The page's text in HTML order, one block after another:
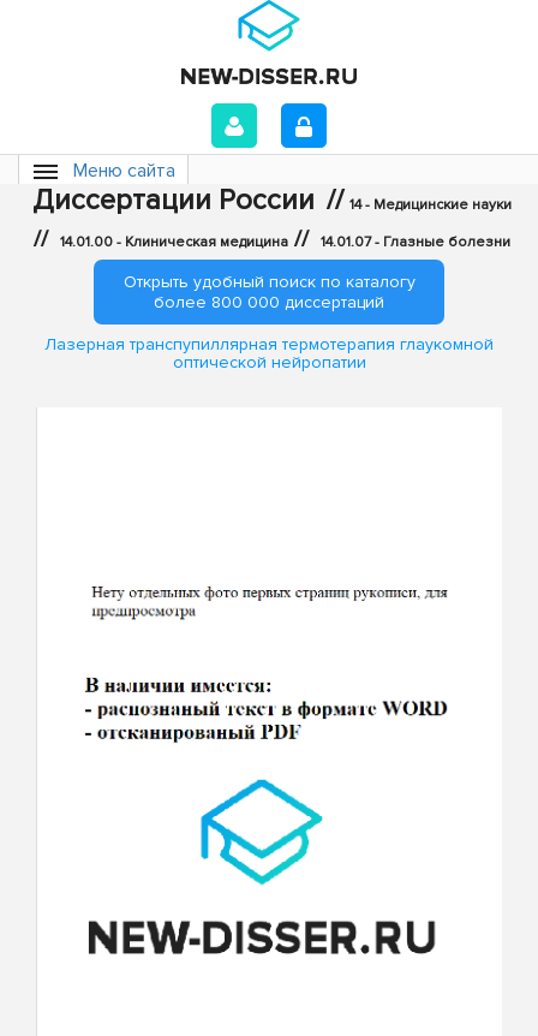
Меню сайта
Диссертации России // 14 - Медицинские науки
// 14.01.00 - Клиническая медицина // 14.01.07 - Глазные болезни
Открыть удобный поиск по каталогу
более 800 000 диссертаций
Лазерная транспупиллярная термотерапия глаукомной
оптической нейропатии